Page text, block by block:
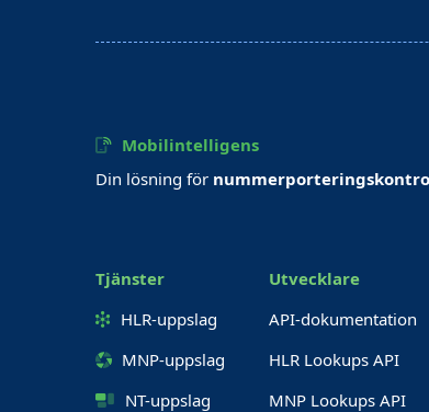
Mobilintelligens
Din lösning för
Tjänster
HLR-uppslag
MNP-uppslag
NT-uppslag
Utvecklare
API-dokumentation
HLR Lookups API
MNP Lookups API